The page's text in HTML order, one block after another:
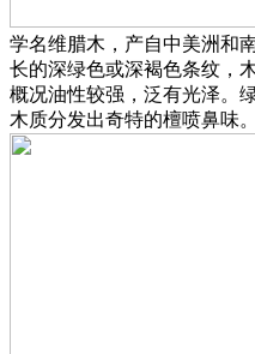
学名维腊木，产自中美洲和
长的深绿色或深褐色条纹，
概况油性较强，泛有光泽。
木质分发出奇特的檀喷鼻味。